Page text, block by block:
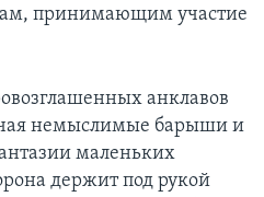
принимающим участие
анклавов
немыслимые барыши и
маленьких
держит под рукой